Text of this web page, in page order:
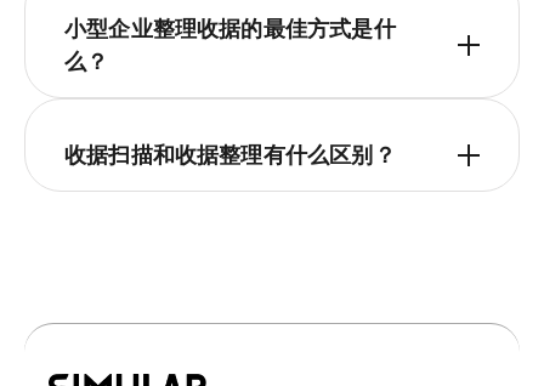
小型企业整理收据的最佳方式是什
么？
收据扫描和收据整理有什么区别？